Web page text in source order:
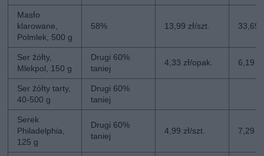
Masło
klarowane,
Polmlek, 500 g
58% 13,99 zł/szt. 33,69
Ser żółty,
Mlekpol, 150 g
Drugi 60%
taniej
4,33 zł/opak. 6,19
Ser żółty tarty,
40-500 g
Drugi 60%
taniej
Serek
Philadelphia,
125 g
Drugi 60%
taniej
4,99 zł/szt. 7,29